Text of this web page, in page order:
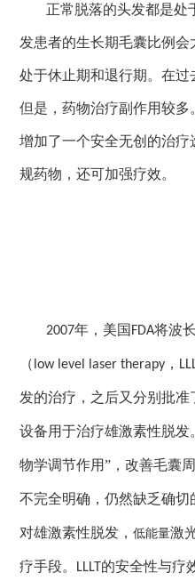
正常脱落的头发都是处
发患者的生长期毛囊比例
处于休止期和退行期。在过
但是，药物治疗副作用较
增加了一个安全无创的治
规药物，还可加强疗效。
2007年，美国 FDA将波
（ low level laser therapy ，
发的治疗，之后又分别批准
设备用于治疗雄激素性脱发
物学调节作用”，改善毛囊
不完全明确，仍然缺乏确
对雄激素性脱发，低能量激
疗手段。 LLLT 的安全性与疗